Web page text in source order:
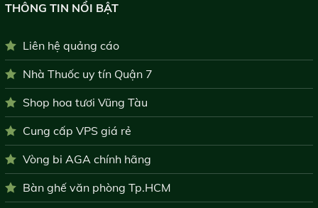
THÔNG TIN NỔI BẬT
Liên hệ quảng cáo
Nhà Thuốc uy tín Quận 7
Shop hoa tươi Vũng Tàu
Cung cấp VPS giá rẻ
Vòng bi AGA chính hãng
Bàn ghế văn phòng Tp.HCM